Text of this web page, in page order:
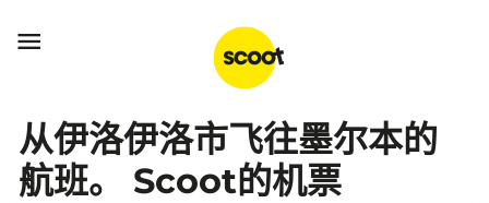

从伊洛伊洛市飞往墨尔本的
航班。 Scoot的机票